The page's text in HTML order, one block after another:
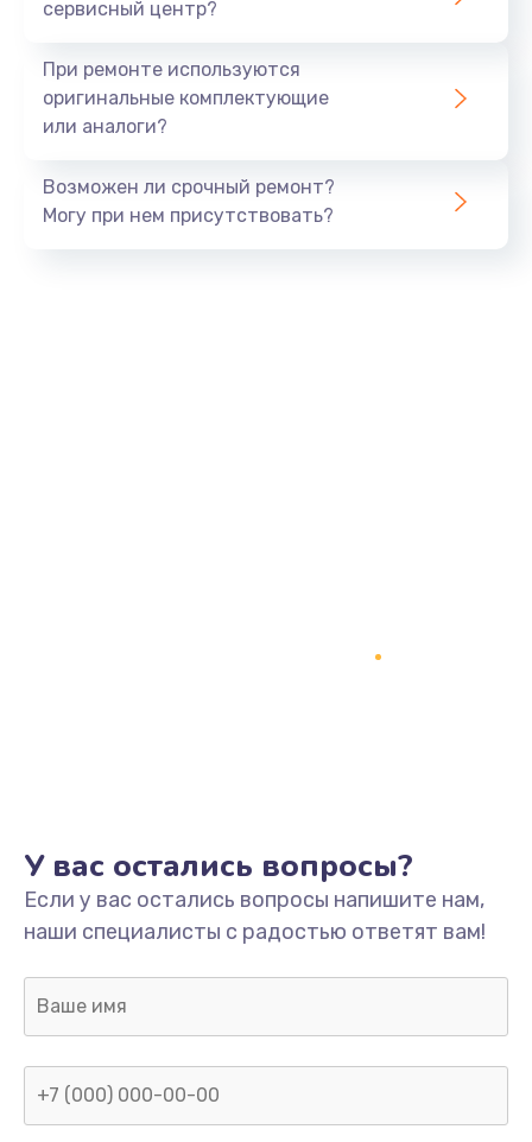
сервисный центр?
При ремонте используются
оригинальные комплектующие
или аналоги?
Возможен ли срочный ремонт?
Могу при нем присутствовать?
У вас остались вопросы?
Если у вас остались вопросы напишите нам,
наши специалисты с радостью ответят вам!